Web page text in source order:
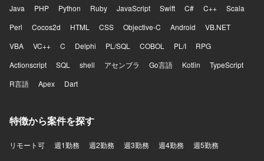
Java PHP Python Ruby JavaScript Swift C# C++
Scala
Perl
Cocos2d HTML CSS Objective-C Android
VB.NET
VBA
VC++ C Delphi PL/SQL COBOL PL/I
RPG
Actionscript
SQL shell アセンブラ Go言語 Kotlin
TypeScript
R言語
Apex Dart
特徴から案件を探す
リモート可 週1勤務 週2勤務 週3勤務 週4勤務 週5勤務